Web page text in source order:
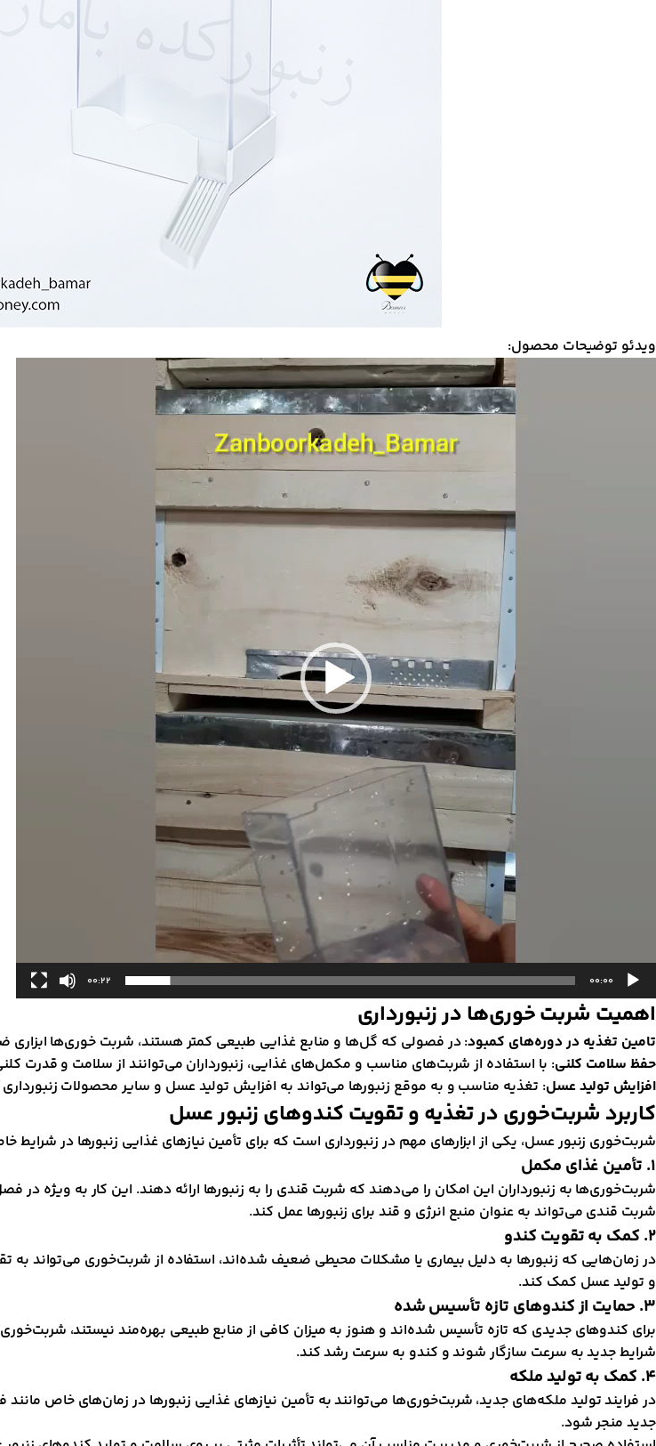
ویدئو توضیحات محصول:
00:00
00:22
اهمیت شربت خوری‌ها در زنبورداری
تامین تغذیه در دوره‌های کمبود: در فصولی که گل‌ها و منابع غذایی طبیعی کمتر هستند، شربت خوری‌ها
حفظ سلامت کلنی: با استفاده از شربت‌های مناسب و مکمل‌های غذایی، زنبورداران می‌توانند از سلامت و قدرت
افزایش تولید عسل: تغذیه مناسب و به موقع زنبورها می‌تواند به افزایش تولید عسل و سایر محصولات
کاربرد شربت‌خوری در تغذیه و تقویت کندوهای زنبور عسل
شربت‌خوری زنبور عسل، یکی از ابزارهای مهم در زنبورداری است که برای تأمین نیازهای غذایی زنبورها در
1. تأمین غذای مکمل
شربت‌خوری‌ها به زنبورداران این امکان را می‌دهند که شربت قندی را به زنبورها ارائه دهند. این کار به ویژه
شربت قندی می‌تواند به عنوان منبع انرژی و قند برای زنبورها عمل کند.
2. کمک به تقویت کندو
در زمان‌هایی که زنبورها به دلیل بیماری یا مشکلات محیطی ضعیف شده‌اند، استفاده از شربت‌خوری می‌تواند
و تولید عسل کمک کند.
3. حمایت از کندوهای تازه تأسیس شده
برای کندوهای جدیدی که تازه تأسیس شده‌اند و هنوز به میزان کافی از منابع طبیعی بهره‌مند نیستند،
شرایط جدید به سرعت سازگار شوند و کندو به سرعت رشد کند.
4. کمک به تولید ملکه
در فرایند تولید ملکه‌های جدید، شربت‌خوری‌ها می‌توانند به تأمین نیازهای غذایی زنبورها در زمان‌های خاص
جدید منجر شود.